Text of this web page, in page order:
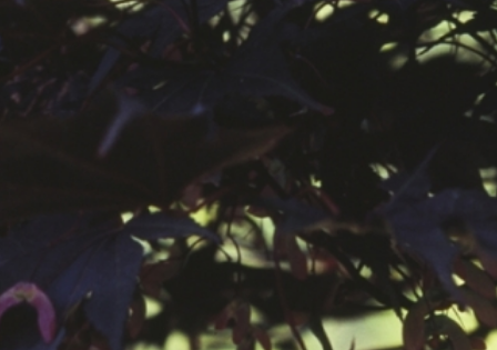
작품소개
커뮤니티
공지사항
보도자료